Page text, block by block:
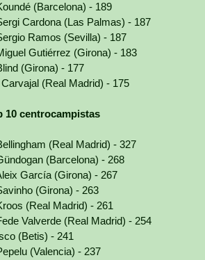
(Barcelona) - 189
Cardona (Las Palmas) - 187
Ramos (Sevilla) - 187
Gutiérrez (Girona) - 183
(Girona) - 177
Carvajal (Real Madrid) - 175
10 centrocampistas
(Real Madrid) - 327
(Barcelona) - 268
García (Girona) - 267
(Girona) - 263
(Real Madrid) - 261
Valverde (Real Madrid) - 254
(Betis) - 241
(Valencia) - 237